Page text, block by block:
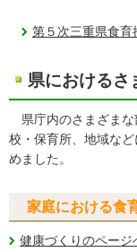
第５次三重県食育
県におけるさ
県庁内のさまざま
校・保育所、地域な
めました。
家庭における食
健康づくりのページ